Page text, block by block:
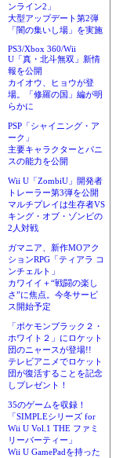
ンライン2」
大型アップデート第2弾
「闇の集いし場」を実施
PS3/Xbox 360/Wii
U「真・北斗無双」新情
報を公開
カイオウ、ヒョウが登
場。「修羅の国」編が明
らかに
PSP「シャイニング・ア
ーク」
主要キャラクターとパニ
スの能力を公開
Wii U「ZombiU」開発者
トレーラー第3弾を公開
マルチプレイは生存者VS
キング・オブ・ゾンビの
2人対戦
ガマニア、新作MOアク
ションRPG「ティアラ コ
ンチェルト」
カワイイ＋“戦闘の楽し
さ”に焦点。今冬サービ
ス開始予定
「ポケモンブラック２・
ホワイト２」にロケット
団のニャースが登場!!
テレビアニメでロケット
団が復活することを記念
しプレゼント！
35のゲームを収録！
「SIMPLEシリーズ for
Wii U Vol.1 THE ファミ
リーパーティー」
Wii U GamePadを持った